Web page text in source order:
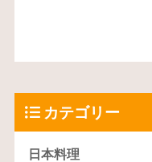
カテゴリー
日本料理